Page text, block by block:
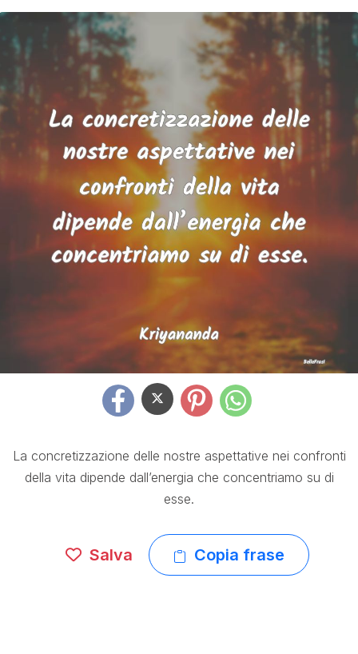
La concretizzazione delle nostre aspettative nei confronti
della vita dipende dall’energia che concentriamo su di
esse.
Salva Copia frase